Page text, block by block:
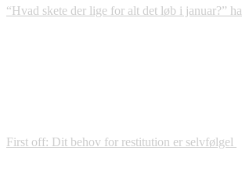
“Hvad skete der lige for alt det løb i januar?” ha
First off: Dit behov for restitution er selvfølgel